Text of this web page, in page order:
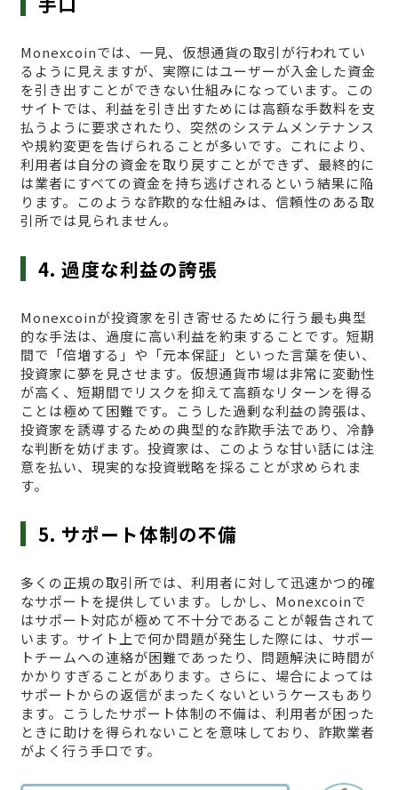
Monexcoinでは、一見、仮想通貨の取引が行われてい
るように見えますが、実際にはユーザーが入金した資金
を引き出すことができない仕組みになっています。この
サイトでは、利益を引き出すためには高額な手数料を支
払うように要求されたり、突然のシステムメンテナンス
や規約変更を告げられることが多いです。これにより、
利用者は自分の資金を取り戻すことができず、最終的に
は業者にすべての資金を持ち逃げされるという結果に陥
ります。このような詐欺的な仕組みは、信頼性のある取
引所では見られません。
4. 過度な利益の誇張
Monexcoinが投資家を引き寄せるために行う最も典型
的な手法は、過度に高い利益を約束することです。短期
間で「倍増する」や「元本保証」といった言葉を使い、
投資家に夢を見させます。仮想通貨市場は非常に変動性
が高く、短期間でリスクを抑えて高額なリターンを得る
ことは極めて困難です。こうした過剰な利益の誇張は、
投資家を誘導するための典型的な詐欺手法であり、冷静
な判断を妨げます。投資家は、このような甘い話には注
意を払い、現実的な投資戦略を採ることが求められま
す。
5. サポート体制の不備
多くの正規の取引所では、利用者に対して迅速かつ的確
なサポートを提供しています。しかし、Monexcoinで
はサポート対応が極めて不十分であることが報告されて
います。サイト上で何か問題が発生した際には、サポー
トチームへの連絡が困難であったり、問題解決に時間が
かかりすぎることがあります。さらに、場合によっては
サポートからの返信がまったくないというケースもあり
ます。こうしたサポート体制の不備は、利用者が困った
ときに助けを得られないことを意味しており、詐欺業者
がよく行う手口です。